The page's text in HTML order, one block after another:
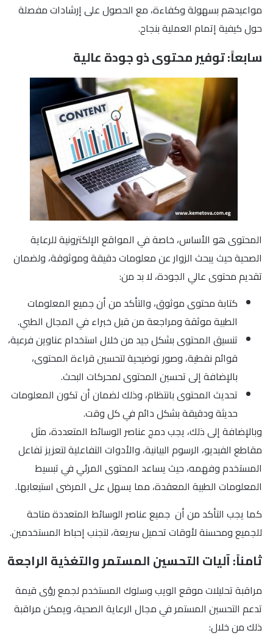
مواعيدهم بسهولة وكفاءة، مع الحصول على إرشادات مفصلة
حول كيفية إتمام العملية بنجاح.
سابعاً: توفير محتوى ذو جودة عالية
المحتوى هو الأساس، خاصة في المواقع الإلكترونية للرعاية
الصحية حيث يبحث الزوار عن معلومات دقيقة وموثوقة، ولضمان
تقديم محتوى عالي الجودة، لا بد من:
كتابة محتوى موثوق، والتأكد من أن جميع المعلومات
الطبية موثقة ومراجعة من قبل خبراء في المجال الطبي.
تنسيق المحتوى بشكل جيد من خلال استخدام عناوين فرعية،
قوائم نقطية، وصور توضيحية لتحسين قراءة المحتوى،
بالإضافة إلى تحسين المحتوى لمحركات البحث.
تحديث المحتوى بانتظام، وذلك لضمان أن تكون المعلومات
حديثة ودقيقة بشكل دائم في كل وقت.
وبالإضافة إلى ذلك، يجب دمج عناصر الوسائط المتعددة، مثل
مقاطع الفيديو، الرسوم البيانية، والأدوات التفاعلية لتعزيز تفاعل
المستخدم وفهمه، حيث يساعد المحتوى المرئي في تبسيط
المعلومات الطبية المعقدة، مما يسهل على المرضى استيعابها.
كما يجب التأكد من أن جميع عناصر الوسائط المتعددة متاحة
للجميع ومحسنة لأوقات تحميل سريعة، لتجنب إحباط المستخدمين.
ثامناً: آليات التحسين المستمر والتغذية الراجعة
مراقبة تحليلات موقع الويب وسلوك المستخدم لجمع رؤى قيمة
تدعم التحسين المستمر في مجال الرعاية الصحية، ويمكن مراقبة
ذلك من خلال: